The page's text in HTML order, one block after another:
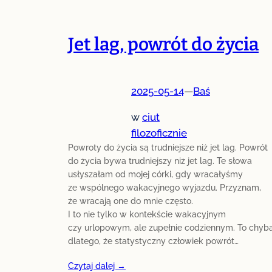
Jet lag, powrót do życia
2025-05-14—Baś
w ciut
filozoficznie
Powroty do życia są trudniejsze niż jet lag. Powrót
do życia bywa trudniejszy niż jet lag. Te słowa
usłyszałam od mojej córki, gdy wracałyśmy
ze wspólnego wakacyjnego wyjazdu. Przyznam,
że wracają one do mnie często.
I to nie tylko w kontekście wakacyjnym
czy urlopowym, ale zupełnie codziennym. To
dlatego, że statystyczny człowiek powrót…
Czytaj dalej →